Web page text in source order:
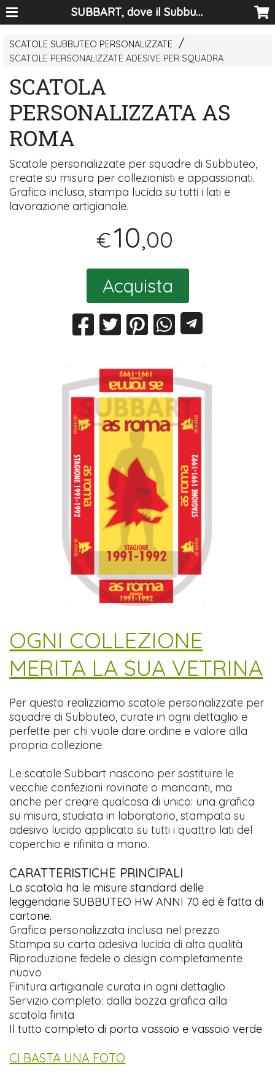
SUBBART, dove il Subbuteo diventa arte
SCATOLE SUBBUTEO PERSONALIZZATE
SCATOLE PERSONALIZZATE ADESIVE PER SQUADRA
SCATOLA
PERSONALIZZATA AS
ROMA
Scatole personalizzate per squadre di Subbuteo,
create su misura per collezionisti e appassionati.
Grafica inclusa, stampa lucida su tutti i lati e
lavorazione artigianale.
€10,00
Acquista
​OGNI COLLEZIONE
MERITA LA SUA VETRINA
Per questo realizziamo scatole personalizzate per
squadre di Subbuteo, curate in ogni dettaglio e
perfette per chi vuole dare ordine e valore alla
propria collezione.
Le scatole Subbart nascono per sostituire le
vecchie confezioni rovinate o mancanti, ma
anche per creare qualcosa di unico: una grafica
su misura, studiata in laboratorio, stampata su
adesivo lucido applicato su tutti i quattro lati del
coperchio e rifinita a mano.
CARATTERISTICHE PRINCIPALI
La scatola ha le misure standard delle
leggendarie SUBBUTEO HW ANNI 70 ed è fatta di
cartone.
Grafica personalizzata inclusa nel prezzo
Stampa su carta adesiva lucida di alta qualità
Riproduzione fedele o design completamente
nuovo
Finitura artigianale curata in ogni dettaglio
Servizio completo: dalla bozza grafica alla
scatola finita
Il tutto completo di porta vassoio e vassoio verde
CI BASTA UNA FOTO